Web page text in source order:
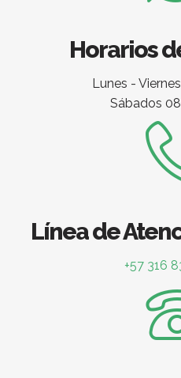
Horarios
Lunes -
Sábados
Línea de
+57 316